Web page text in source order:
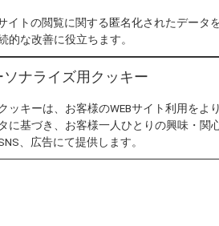
察により、ドイツの空港を出
警察により再検査が必要と判断
によっては当局判断により手
査に起因する手荷物（鍵部分
イトの閲覧に関する匿名化されたデータ
的な改善に役立ちます。
ソナライズ用クッキー
ッキーは、お客様のWEBサイト利用を
に基づき、お客様一人ひとりの興味・関
、広告にて提供します。